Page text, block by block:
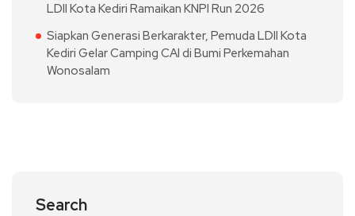
LDII Kota Kediri Ramaikan KNPI Run 2026
Siapkan Generasi Berkarakter, Pemuda LDII Kota
Kediri Gelar Camping CAI di Bumi Perkemahan
Wonosalam
Search